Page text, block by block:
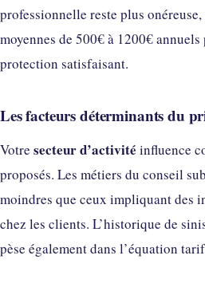
professionnelle reste plus
moyennes de 500€ à 1200€
protection satisfaisant.
Les facteurs déterminants du
Votre secteur d’activité influence
proposés. Les métiers du conseil
moindres que ceux impliquant des
chez les clients. L’historique de
pèse également dans l’équation